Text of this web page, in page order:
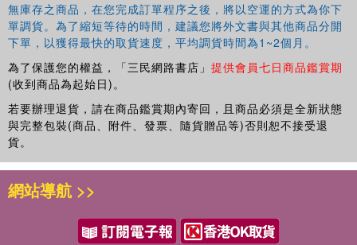
This book will have international appeal and will be of
interest to academics, researchers and postgraduates in
the fields of law and education. It will also appeal to
teachers of contract law, as well as governmental and
legal profession policymakers.
無庫存之商品，在您完成訂單程序之後，將以空運的方式為你下
單調貨。為了縮短等待的時間，建議您將外文書與其他商品分開
下單，以獲得最快的取貨速度，平均調貨時間為1~2個月。
為了保護您的權益，「三民網路書店」 提供會員七日商品鑑賞期
(收到商品為起始日)。
若要辦理退貨，請在商品鑑賞期內寄回，且商品必須是全新狀態
與完整包裝(商品、附件、發票、隨貨贈品等)否則恕不接受退
貨。
網站導航 >>